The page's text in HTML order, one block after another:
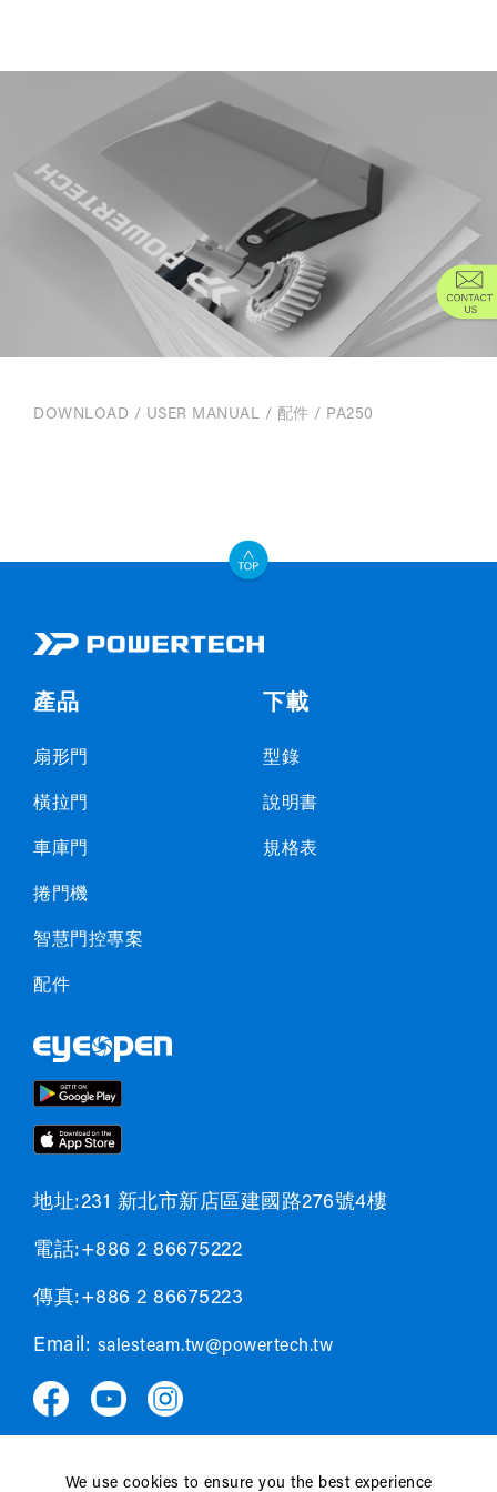
DOWNLOAD / USER MANUAL / 配件 / PA250
產品
扇形門
橫拉門
車庫門
捲門機
智慧門控專案
配件
下載
型錄
說明書
規格表
地址:231 新北市新店區建國路276號4樓
電話:+886 2 86675222
傳真:+886 2 86675223
Email: salesteam.tw@powertech.tw
We use cookies to ensure you the best experience